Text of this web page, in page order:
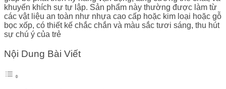
khuyến khích sự tự lập. Sản phẩm này thường được làm từ
các vật liệu an toàn như nhựa cao cấp hoặc kim loại hoặc gỗ
bọc xốp, có thiết kế chắc chắn và màu sắc tươi sáng, thu hút
sự chú ý của trẻ
Nội Dung Bài Viết